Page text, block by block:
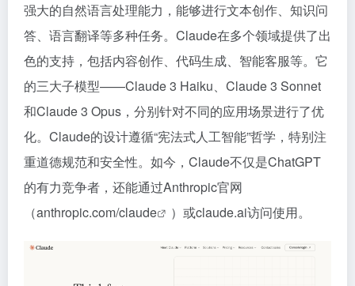
强大的自然语言处理能力，能够进行文本创作、知识问
答、语言翻译等多种任务。Claude在多个领域提供了出
色的支持，包括内容创作、代码生成、智能客服等。它
的三大子模型——Claude 3 Haiku、Claude 3 Sonnet
和Claude 3 Opus，分别针对不同的应用场景进行了优
化。Claude的设计遵循“宪法式人工智能”哲学，特别注
重道德规范和安全性。如今，Claude不仅是ChatGPT
的有力竞争者，还能通过Anthropic官网
（anthropic.com/claude ）或claude.ai访问使用。